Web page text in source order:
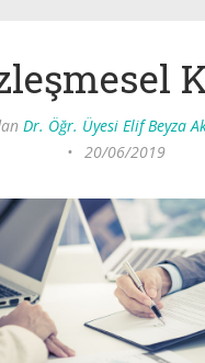
Dr. Öğr. Üyesi Elif Beyza
• 20/06/2019